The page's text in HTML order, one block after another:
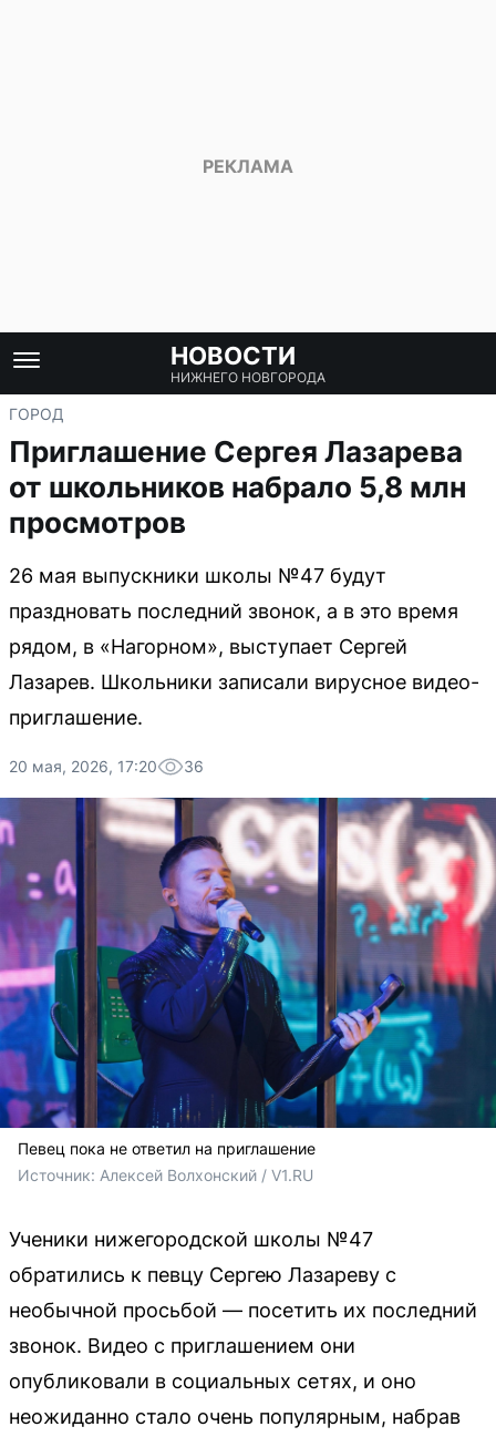
НОВОСТИ
НИЖНЕГО НОВГОРОДА
ГОРОД
Приглашение Сергея Лазарева
от школьников набрало 5,8 млн
просмотров
26 мая выпускники школы №47 будут
праздновать последний звонок, а в это время
рядом, в «Нагорном», выступает Сергей
Лазарев. Школьники записали вирусное видео-
приглашение.
20 мая, 2026, 17:20 36
Певец пока не ответил на приглашение
Источник: Алексей Волхонский / V1.RU
Ученики нижегородской школы №47
обратились к певцу Сергею Лазареву с
необычной просьбой — посетить их последний
звонок. Видео с приглашением они
опубликовали в социальных сетях, и оно
неожиданно стало очень популярным, набрав